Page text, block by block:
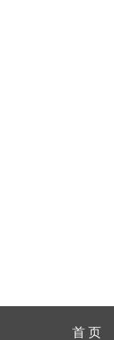
首 页